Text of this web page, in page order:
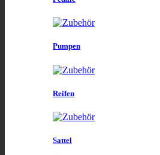
Pumpen
Reifen
Sattel